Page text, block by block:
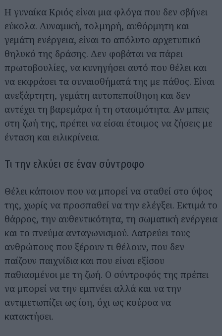
Η γυναίκα Κριός είναι μια φλόγα που δεν σβήνει
εύκολα. Δυναμική, τολμηρή, αυθόρμητη και
γεμάτη ενέργεια, είναι το απόλυτο αρχετυπικό
θηλυκό της δράσης. Δεν φοβάται να πάρει
πρωτοβουλίες, να κυνηγήσει αυτό που θέλει και
να εκφράσει τα συναισθήματά της με πάθος. Είναι
ανεξάρτητη, γεμάτη αυτοπεποίθηση και δεν
αντέχει τη βαρεμάρα ή τη στασιμότητα. Αν μπεις
στη ζωή της, πρέπει να είσαι έτοιμος να ζήσεις με
ένταση και ειλικρίνεια.
Τι την ελκύει σε έναν σύντροφο
Θέλει κάποιον που να μπορεί να σταθεί στο ύψος
της, χωρίς να προσπαθεί να την ελέγξει. Εκτιμά το
θάρρος, την αυθεντικότητα, τη σωματική ενέργεια
και το πνεύμα ανταγωνισμού. Λατρεύει τους
ανθρώπους που ξέρουν τι θέλουν, που δεν
παίζουν παιχνίδια και που είναι εξίσου
παθιασμένοι με τη ζωή. Ο σύντροφός της πρέπει
να μπορεί να την εμπνέει αλλά και να την
αντιμετωπίζει ως ίση, όχι ως κούρσα να
κατακτήσει.